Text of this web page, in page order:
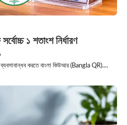
১ শতাংশ নির্ধারণ
করতে বাংলা কিউআর (Bangla QR)....